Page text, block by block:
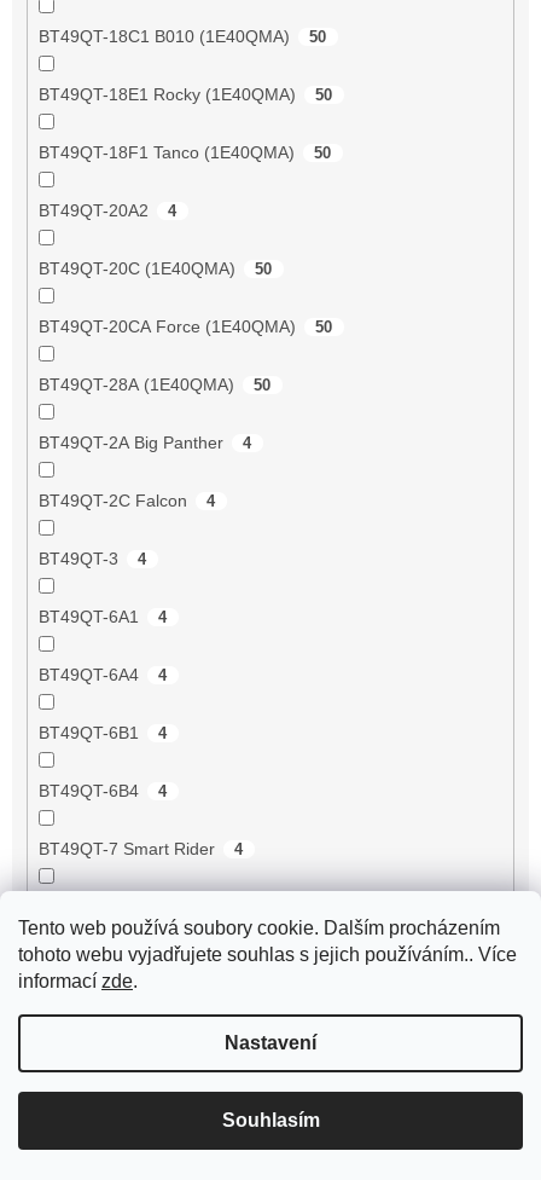
Tento web používá soubory cookie. Dalším procházením
tohoto webu vyjadřujete souhlas s jejich používáním.. Více
informací zde.
Nastavení
Souhlasím
BT49QT-18C1 B010 (1E40QMA) 50
BT49QT-18E1 Rocky (1E40QMA) 50
BT49QT-18F1 Tanco (1E40QMA) 50
BT49QT-20A2 4
BT49QT-20C (1E40QMA) 50
BT49QT-20CA Force (1E40QMA) 50
BT49QT-28A (1E40QMA) 50
BT49QT-2A Big Panther 4
BT49QT-2C Falcon 4
BT49QT-3 4
BT49QT-6A1 4
BT49QT-6A4 4
BT49QT-6B1 4
BT49QT-6B4 4
BT49QT-7 Smart Rider 4
BT49QT-9 Sprint 4
BT49QT-9F1 Eagle 4